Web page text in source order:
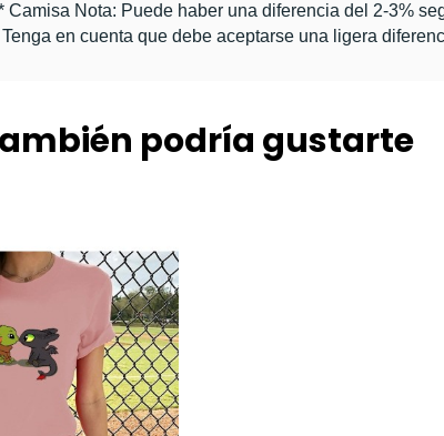
Nota: Puede haber una diferencia del 2-3%
Tenga en cuenta que debe aceptarse una ligera
podría gustarte